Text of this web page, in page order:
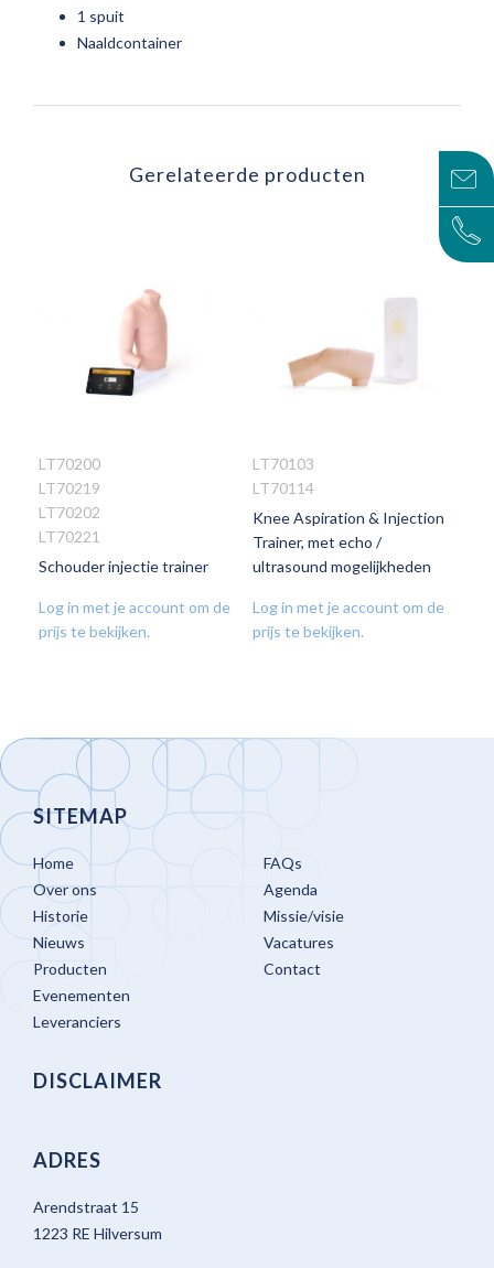
1 spuit
Naaldcontainer
Gerelateerde producten
VOEG
TOE
AAN
VERLANGLIJST
LT70200
LT70219
LT70202
LT70221
Schouder injectie trainer
Log in met je account om de
prijs te bekijken.
VOEG
TOE
AAN
VERLANGLIJST
LT70103
LT70114
Knee Aspiration & Injection
Trainer, met echo /
ultrasound mogelijkheden
Log in met je account om de
prijs te bekijken.
SITEMAP
Home
Over ons
Historie
Nieuws
Producten
Evenementen
Leveranciers
FAQs
Agenda
Missie/visie
Vacatures
Contact
DISCLAIMER
ADRES
Arendstraat 15
1223 RE Hilversum